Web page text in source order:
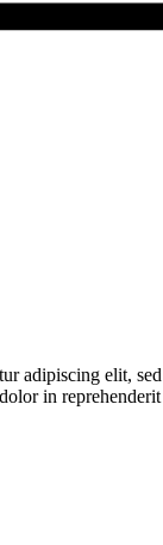
adipiscing elit,
in